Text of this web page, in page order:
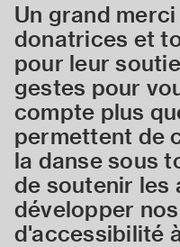
Un grand
donatrices et
pour leur
gestes pour
compte plus
permettent de
la danse sous
de soutenir les
développer
d'accessibilité